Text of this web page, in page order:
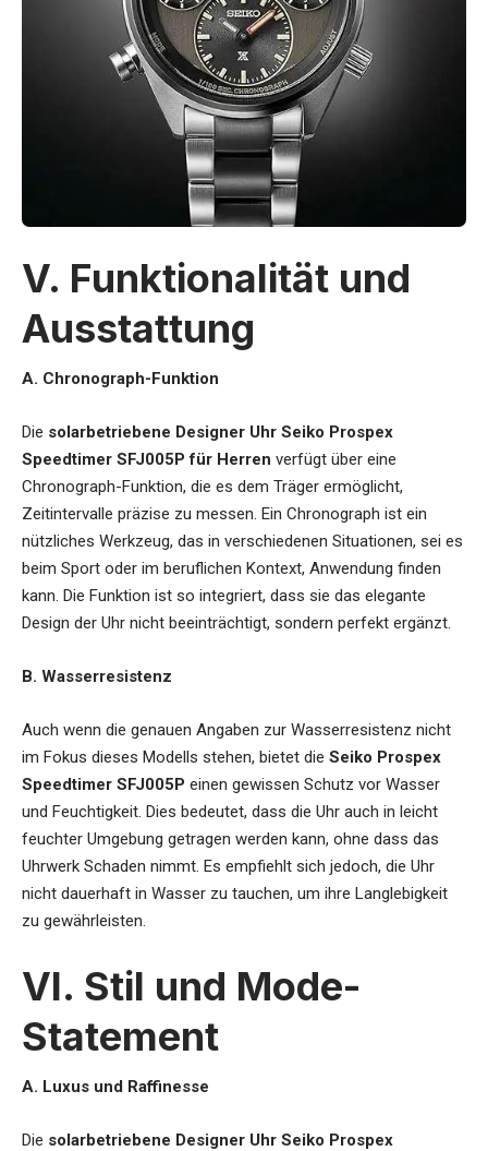
V. Funktionalität und
Ausstattung
A. Chronograph-Funktion
Die solarbetriebene Designer Uhr Seiko Prospex
Speedtimer SFJ005P für Herren verfügt über eine
Chronograph-Funktion, die es dem Träger ermöglicht,
Zeitintervalle präzise zu messen. Ein Chronograph ist ein
nützliches Werkzeug, das in verschiedenen Situationen, sei es
beim Sport oder im beruflichen Kontext, Anwendung finden
kann. Die Funktion ist so integriert, dass sie das elegante
Design der Uhr nicht beeinträchtigt, sondern perfekt ergänzt.
B. Wasserresistenz
Auch wenn die genauen Angaben zur Wasserresistenz nicht
im Fokus dieses Modells stehen, bietet die Seiko Prospex
Speedtimer SFJ005P einen gewissen Schutz vor Wasser
und Feuchtigkeit. Dies bedeutet, dass die Uhr auch in leicht
feuchter Umgebung getragen werden kann, ohne dass das
Uhrwerk Schaden nimmt. Es empfiehlt sich jedoch, die Uhr
nicht dauerhaft in Wasser zu tauchen, um ihre Langlebigkeit
zu gewährleisten.
VI. Stil und Mode-
Statement
A. Luxus und Raffinesse
Die solarbetriebene Designer Uhr Seiko Prospex